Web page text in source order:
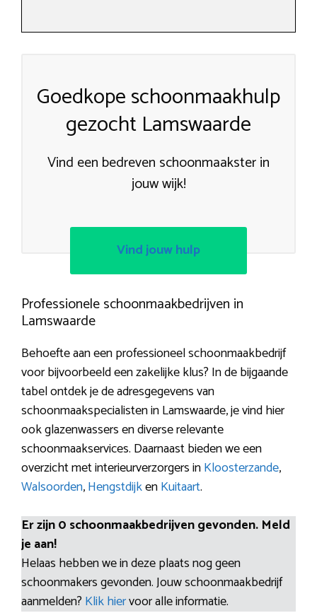
Goedkope schoonmaakhulp
gezocht Lamswaarde
Vind een bedreven schoonmaakster in
jouw wijk!
Vind jouw hulp
Professionele schoonmaakbedrijven in
Lamswaarde
Behoefte aan een professioneel schoonmaakbedrijf
voor bijvoorbeeld een zakelijke klus? In de bijgaande
tabel ontdek je de adresgegevens van
schoonmaakspecialisten in Lamswaarde, je vind hier
ook glazenwassers en diverse relevante
schoonmaakservices. Daarnaast bieden we een
overzicht met interieurverzorgers inKloosterzande,
Walsoorden,HengstdijkenKuitaart.
Er zijn 0 schoonmaakbedrijven gevonden. Meld
je aan!
Helaas hebben we in deze plaats nog geen
schoonmakers gevonden. Jouw schoonmaakbedrijf
aanmelden? Klik hiervoor alle informatie.